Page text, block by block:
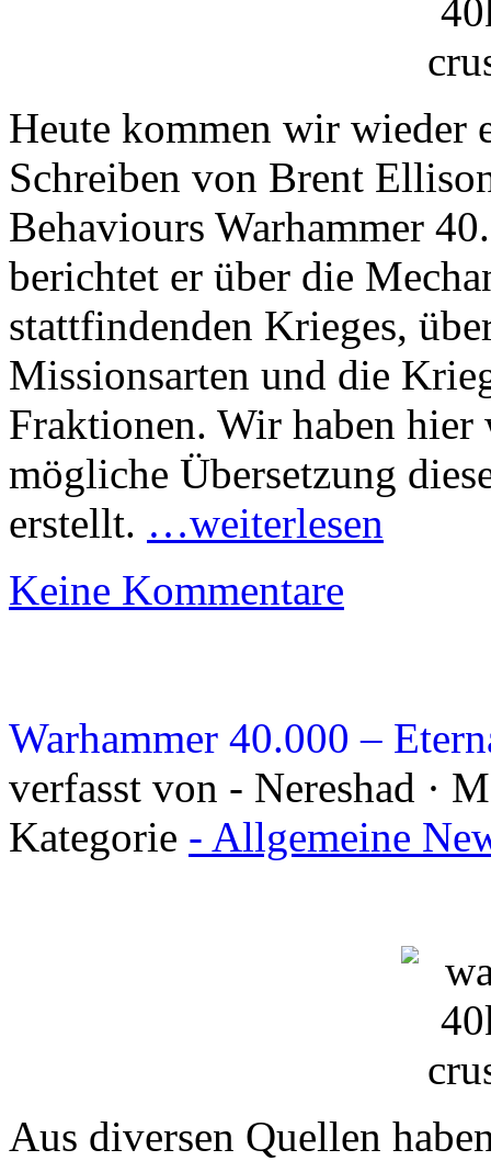
Heute kommen wir wieder
Schreiben von Brent
Behaviours Warhammer
berichtet er über die
stattfindenden Krieges,
Missionsarten und die
Fraktionen. Wir haben hier
mögliche Übersetzung
erstellt. …weiterlesen
Keine Kommentare
Warhammer 40.000 –
verfasst von - Nereshad ·
Kategorie - Allgemeine
Aus diversen Quellen